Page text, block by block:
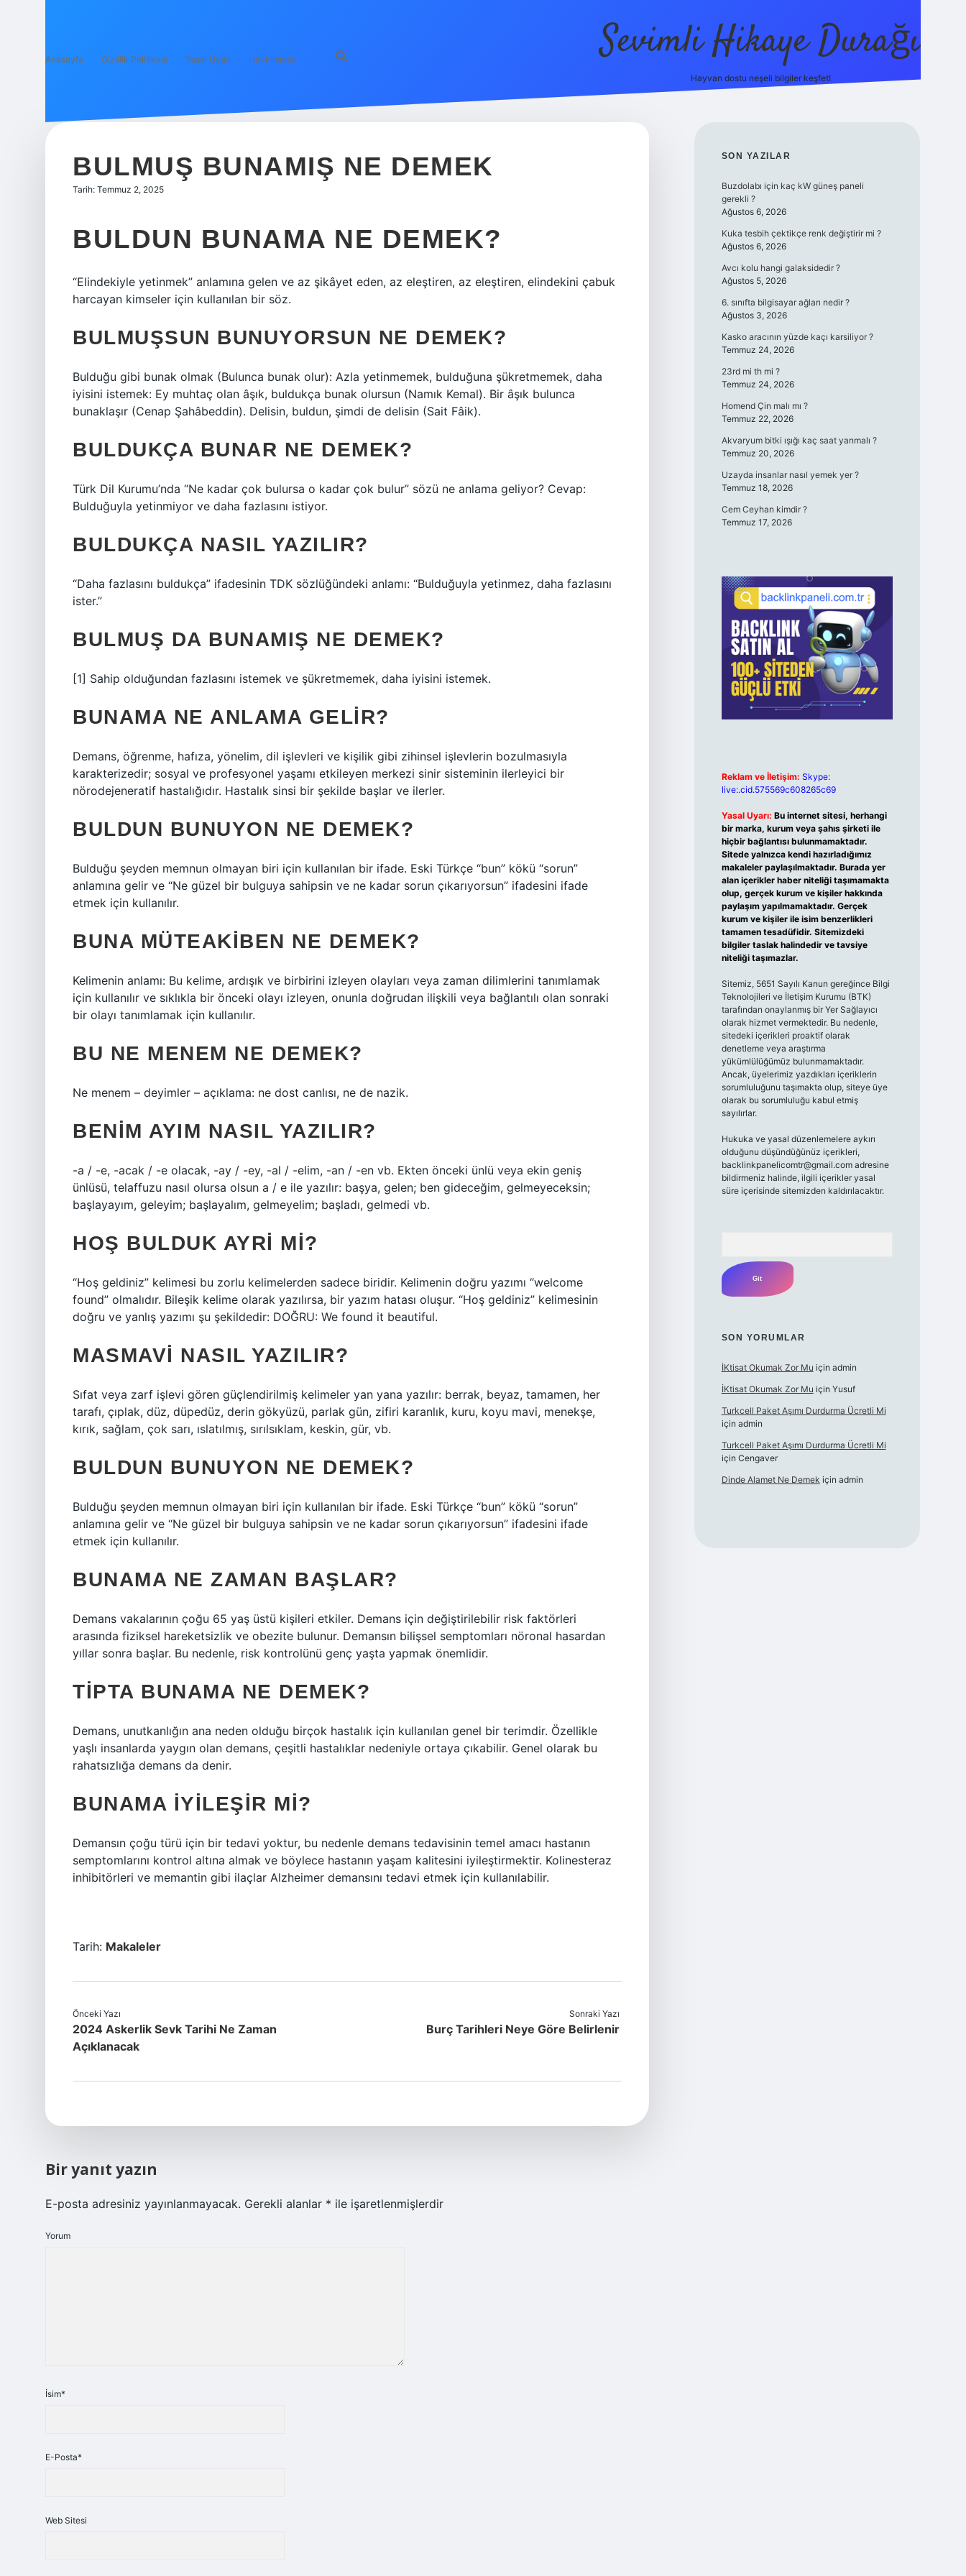
Anasayfa Gizlilik Politikası Yasal Uyarı Hakkımızda Sevimli Hikaye Durağı
Hayvan dostu neşeli bilgiler keşfet!
BULMUŞ BUNAMIŞ NE DEMEK
Tarih: Temmuz 2, 2025
BULDUN BUNAMA NE DEMEK?
“Elindekiyle yetinmek” anlamına gelen ve az şikâyet eden, az eleştiren, az eleştiren, elindekini çabuk
harcayan kimseler için kullanılan bir söz.
BULMUŞSUN BUNUYORSUN NE DEMEK?
Bulduğu gibi bunak olmak (Bulunca bunak olur): Azla yetinmemek, bulduğuna şükretmemek, daha
iyisini istemek: Ey muhtaç olan âşık, buldukça bunak olursun (Namık Kemal). Bir âşık bulunca
bunaklaşır (Cenap Şahâbeddin). Delisin, buldun, şimdi de delisin (Sait Fâik).
BULDUKÇA BUNAR NE DEMEK?
Türk Dil Kurumu’nda “Ne kadar çok bulursa o kadar çok bulur” sözü ne anlama geliyor? Cevap:
Bulduğuyla yetinmiyor ve daha fazlasını istiyor.
BULDUKÇA NASIL YAZILIR?
“Daha fazlasını buldukça” ifadesinin TDK sözlüğündeki anlamı: “Bulduğuyla yetinmez, daha fazlasını
ister.”
BULMUŞ DA BUNAMIŞ NE DEMEK?
[1] Sahip olduğundan fazlasını istemek ve şükretmemek, daha iyisini istemek.
BUNAMA NE ANLAMA GELIR?
Demans, öğrenme, hafıza, yönelim, dil işlevleri ve kişilik gibi zihinsel işlevlerin bozulmasıyla
karakterizedir; sosyal ve profesyonel yaşamı etkileyen merkezi sinir sisteminin ilerleyici bir
nörodejeneratif hastalığıdır. Hastalık sinsi bir şekilde başlar ve ilerler.
BULDUN BUNUYON NE DEMEK?
Bulduğu şeyden memnun olmayan biri için kullanılan bir ifade. Eski Türkçe “bun” kökü “sorun”
anlamına gelir ve “Ne güzel bir bulguya sahipsin ve ne kadar sorun çıkarıyorsun” ifadesini ifade
etmek için kullanılır.
BUNA MÜTEAKIBEN NE DEMEK?
Kelimenin anlamı: Bu kelime, ardışık ve birbirini izleyen olayları veya zaman dilimlerini tanımlamak
için kullanılır ve sıklıkla bir önceki olayı izleyen, onunla doğrudan ilişkili veya bağlantılı olan sonraki
bir olayı tanımlamak için kullanılır.
BU NE MENEM NE DEMEK?
Ne menem – deyimler – açıklama: ne dost canlısı, ne de nazik.
BENIM AYIM NASIL YAZILIR?
-a / -e, -acak / -e olacak, -ay / -ey, -al / -elim, -an / -en vb. Ekten önceki ünlü veya ekin geniş
ünlüsü, telaffuzu nasıl olursa olsun a / e ile yazılır: başya, gelen; ben gideceğim, gelmeyeceksin;
başlayayım, geleyim; başlayalım, gelmeyelim; başladı, gelmedi vb.
HOŞ BULDUK AYRI MI?
“Hoş geldiniz” kelimesi bu zorlu kelimelerden sadece biridir. Kelimenin doğru yazımı “welcome
found” olmalıdır. Bileşik kelime olarak yazılırsa, bir yazım hatası oluşur. “Hoş geldiniz” kelimesinin
doğru ve yanlış yazımı şu şekildedir: DOĞRU: We found it beautiful.
MASMAVI NASIL YAZILIR?
Sıfat veya zarf işlevi gören güçlendirilmiş kelimeler yan yana yazılır: berrak, beyaz, tamamen, her
tarafı, çıplak, düz, düpedüz, derin gökyüzü, parlak gün, zifiri karanlık, kuru, koyu mavi, menekşe,
kırık, sağlam, çok sarı, ıslatılmış, sırılsıklam, keskin, gür, vb.
BULDUN BUNUYON NE DEMEK?
Bulduğu şeyden memnun olmayan biri için kullanılan bir ifade. Eski Türkçe “bun” kökü “sorun”
anlamına gelir ve “Ne güzel bir bulguya sahipsin ve ne kadar sorun çıkarıyorsun” ifadesini ifade
etmek için kullanılır.
BUNAMA NE ZAMAN BAŞLAR?
Demans vakalarının çoğu 65 yaş üstü kişileri etkiler. Demans için değiştirilebilir risk faktörleri
arasında fiziksel hareketsizlik ve obezite bulunur. Demansın bilişsel semptomları nöronal hasardan
yıllar sonra başlar. Bu nedenle, risk kontrolünü genç yaşta yapmak önemlidir.
TIPTA BUNAMA NE DEMEK?
Demans, unutkanlığın ana neden olduğu birçok hastalık için kullanılan genel bir terimdir. Özellikle
yaşlı insanlarda yaygın olan demans, çeşitli hastalıklar nedeniyle ortaya çıkabilir. Genel olarak bu
rahatsızlığa demans da denir.
BUNAMA IYILEŞIR MI?
Demansın çoğu türü için bir tedavi yoktur, bu nedenle demans tedavisinin temel amacı hastanın
semptomlarını kontrol altına almak ve böylece hastanın yaşam kalitesini iyileştirmektir. Kolinesteraz
inhibitörleri ve memantin gibi ilaçlar Alzheimer demansını tedavi etmek için kullanılabilir.
Tarih: Makaleler
Önceki Yazı
2024 Askerlik Sevk Tarihi Ne Zaman
Açıklanacak
Sonraki Yazı
Burç Tarihleri Neye Göre Belirlenir
Bir yanıt yazın
E-posta adresiniz yayınlanmayacak. Gerekli alanlar * ile işaretlenmişlerdir
Yorum
İsim*
E-Posta*
Web Sitesi
SIDEBAR
SON YAZILAR
Buzdolabı için kaç kW güneş paneli
gerekli ?
Ağustos 6, 2026
Kuka tesbih çektikçe renk değiştirir mi ?
Ağustos 6, 2026
Avcı kolu hangi galaksidedir ?
Ağustos 5, 2026
6. sınıfta bilgisayar ağları nedir ?
Ağustos 3, 2026
Kasko aracının yüzde kaçı karsiliyor ?
Temmuz 24, 2026
23rd mi th mi ?
Temmuz 24, 2026
Homend Çin malı mı ?
Temmuz 22, 2026
Akvaryum bitki ışığı kaç saat yanmalı ?
Temmuz 20, 2026
Uzayda insanlar nasıl yemek yer ?
Temmuz 18, 2026
Cem Ceyhan kimdir ?
Temmuz 17, 2026
Reklam ve İletişim: Skype:
live:.cid.575569c608265c69
Yasal Uyarı: Bu internet sitesi, herhangi
bir marka, kurum veya şahıs şirketi ile
hiçbir bağlantısı bulunmamaktadır.
Sitede yalnızca kendi hazırladığımız
makaleler paylaşılmaktadır. Burada yer
alan içerikler haber niteliği taşımamakta
olup, gerçek kurum ve kişiler hakkında
paylaşım yapılmamaktadır. Gerçek
kurum ve kişiler ile isim benzerlikleri
tamamen tesadüfidir. Sitemizdeki
bilgiler taslak halindedir ve tavsiye
niteliği taşımazlar.
Sitemiz, 5651 Sayılı Kanun gereğince Bilgi
Teknolojileri ve İletişim Kurumu (BTK)
tarafından onaylanmış bir Yer Sağlayıcı
olarak hizmet vermektedir. Bu nedenle,
sitedeki içerikleri proaktif olarak
denetleme veya araştırma
yükümlülüğümüz bulunmamaktadır.
Ancak, üyelerimiz yazdıkları içeriklerin
sorumluluğunu taşımakta olup, siteye üye
olarak bu sorumluluğu kabul etmiş
sayılırlar.
Hukuka ve yasal düzenlemelere aykırı
olduğunu düşündüğünüz içerikleri,
backlinkpanelicomtr@gmail.comadresine
bildirmeniz halinde, ilgili içerikler yasal
süre içerisinde sitemizden kaldırılacaktır.
SON YORUMLAR
İKtisat Okumak Zor Mu için admin
İKtisat Okumak Zor Mu için Yusuf
Turkcell Paket Aşımı Durdurma Ücretli Mi
için admin
Turkcell Paket Aşımı Durdurma Ücretli Mi
için Cengaver
Dinde Alamet Ne Demek için admin